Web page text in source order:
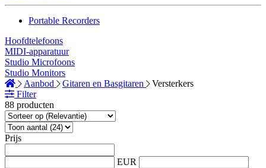
Portable Recorders
Hoofdtelefoons
MIDI-apparatuur
Studio Microfoons
Studio Monitors
Aanbod
Gitaren en Basgitaren
Versterkers
Filter
88 producten
Prijs
EUR